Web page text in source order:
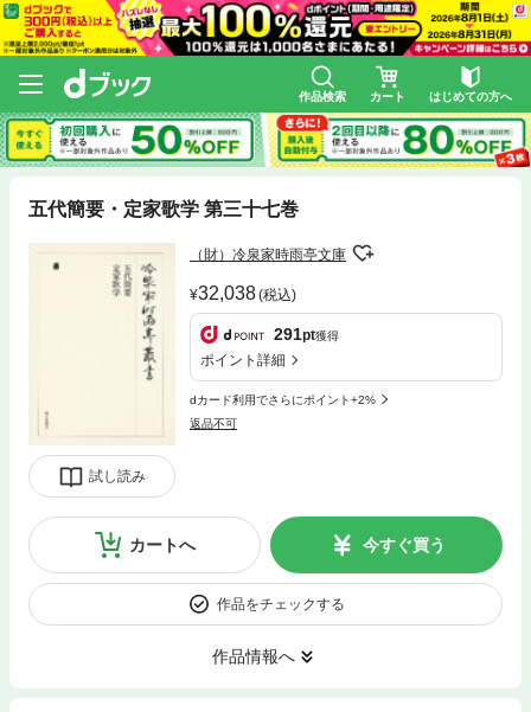
作品検索 カート はじめての方へ
五代簡要・定家歌学 第三十七巻
試し読み
（財）冷泉家時雨亭文庫
32,038(税込)
291pt獲得
ポイント詳細
dカード利用でさらにポイント+2%
返品不可
カートへ 今すぐ買う
作品をチェックする
作品情報へ